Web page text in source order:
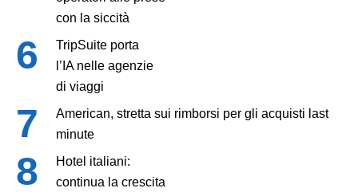
con la siccità
TripSuite porta
l’IA nelle agenzie
di viaggi
American, stretta sui rimborsi per gli acquisti last
minute
Hotel italiani:
continua la crescita